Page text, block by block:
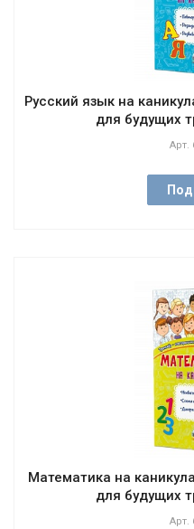
Русский язык на
для будущих
Арт.
Математика на
для будущих
Арт.